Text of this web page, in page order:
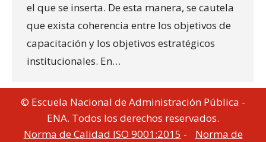
el que se inserta. De esta manera, se cautela
que exista coherencia entre los objetivos de
capacitación y los objetivos estratégicos
institucionales. En…
© Escuela Nacional de Administración Pública -
ENA. Todos los derechos reservados.
Norma de Calidad ISO 9001:2015 - Norma de